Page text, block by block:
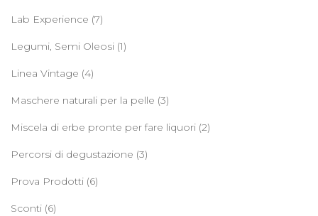
Lab Experience (7)
Legumi, Semi Oleosi (1)
Linea Vintage (4)
Maschere naturali per la pelle (3)
Miscela di erbe pronte per fare liquori (2)
Percorsi di degustazione (3)
Prova Prodotti (6)
Sconti (6)